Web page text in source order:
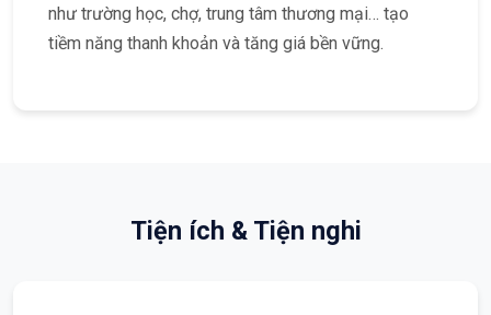
như trường học, chợ, trung tâm thương mại… tạo
tiềm năng thanh khoản và tăng giá bền vững.
Tiện ích & Tiện nghi